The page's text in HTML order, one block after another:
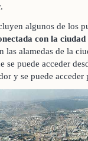
algunos de los
con la
las alamedas de la
se puede acceder
y se puede acceder